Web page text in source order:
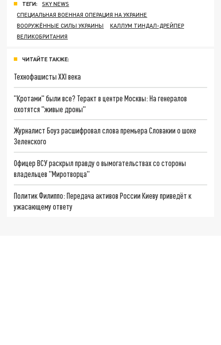
ТЕГИ:
SKY NEWS
СПЕЦИАЛЬНАЯ ВОЕННАЯ ОПЕРАЦИЯ НА УКРАИНЕ
ВООРУЖЁННЫЕ СИЛЫ УКРАИНЫ
КАЛЛУМ ТИНДАЛ-ДРЕЙПЕР
ВЕЛИКОБРИТАНИЯ
ЧИТАЙТЕ ТАКЖЕ:
Технофашисты XXI века
"Кротами" были все? Теракт в центре Москвы: На генералов
охотятся "живые дроны"
Журналист Боуз расшифровал слова премьера Словакии о шоке
Зеленского
Офицер ВСУ раскрыл правду о вымогательствах со стороны
владельцев "Миротворца"
Политик Филиппо: Передача активов России Киеву приведёт к
ужасающему ответу